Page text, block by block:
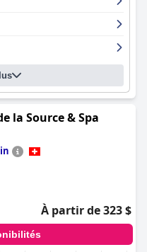
la Source & Spa
À partir de 323 $